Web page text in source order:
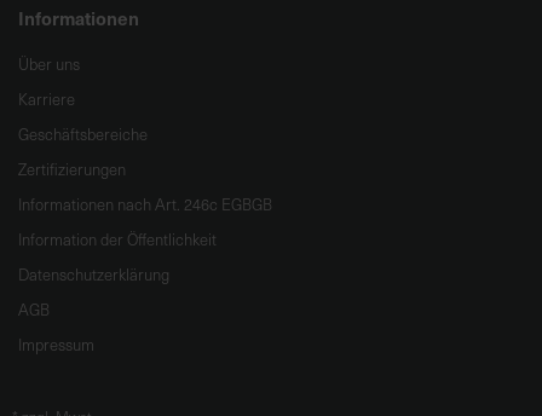
Informationen
Über uns
Karriere
Geschäftsbereiche
Zertifizierungen
Informationen nach Art. 246c EGBGB
Information der Öffentlichkeit
Datenschutzerklärung
AGB
Impressum